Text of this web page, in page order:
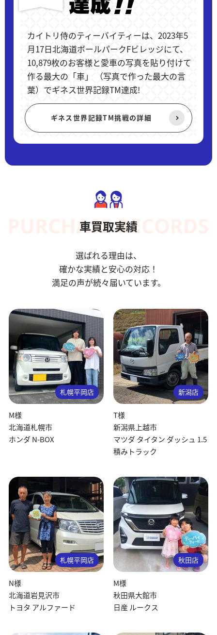
カイトリ侍のティーバイティーは、2023年5
月17日北海道ボールパークFビレッジにて、
10,879枚のお客様と愛車の写真を貼り付けて
作る最大の「車」 （写真で作った最大の言
葉）でギネス世界記録TM達成!
ギネス世界記録TM挑戦の詳細
車買取実績
選ばれる理由は、
確かな実績と安心の対応！
満足の声が続々届いています。
札幌平岡店
M様
北海道札幌市
ホンダ N-BOX
新潟店
T様
新潟県上越市
マツダ タイタン ダッシュ 1.5
積みトラック
札幌平岡店
N様
北海道岩見沢市
トヨタ アルファード
秋田店
M様
秋田県大館市
日産 ルークス